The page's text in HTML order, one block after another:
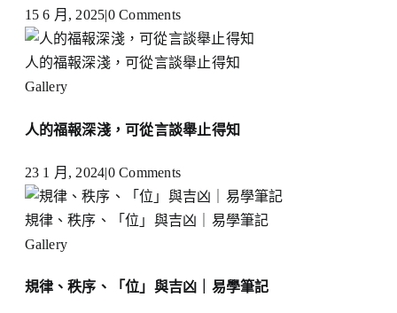
15 6 月, 2025|0 Comments
人的福報深淺，可從言談舉止得知
Gallery
人的福報深淺，可從言談舉止得知
23 1 月, 2024|0 Comments
規律、秩序、「位」與吉凶｜易學筆記
Gallery
規律、秩序、「位」與吉凶｜易學筆記